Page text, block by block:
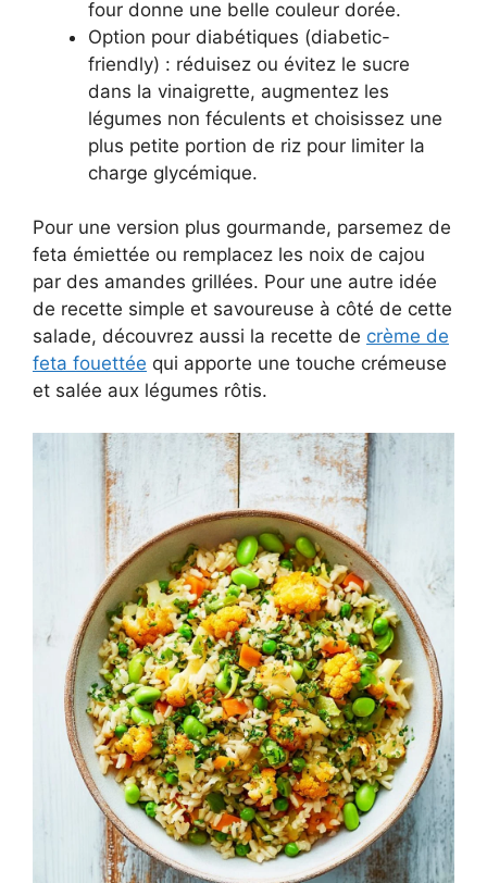
four donne une belle couleur dorée.
Option pour diabétiques (diabetic-
friendly) : réduisez ou évitez le sucre
dans la vinaigrette, augmentez les
légumes non féculents et choisissez une
plus petite portion de riz pour limiter la
charge glycémique.
Pour une version plus gourmande, parsemez de
feta émiettée ou remplacez les noix de cajou
par des amandes grillées. Pour une autre idée
de recette simple et savoureuse à côté de cette
salade, découvrez aussi la recette de crème de
feta fouettée qui apporte une touche crémeuse
et salée aux légumes rôtis.